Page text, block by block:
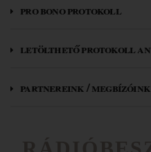
pro bono protokoll
letölthető protokoll
partnereink / megbízóink